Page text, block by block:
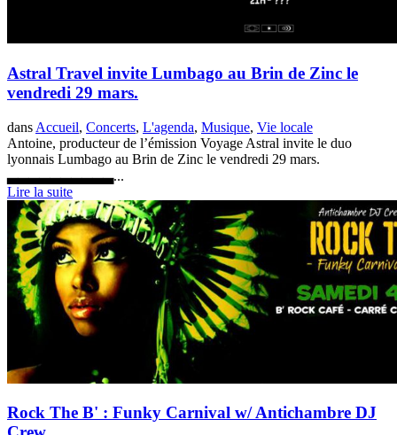
Astral Travel invite Lumbago au Brin de Zinc le
vendredi 29 mars.
dans Accueil, Concerts, L'agenda, Musique, Vie locale
Antoine, producteur de l’émission Voyage Astral invite le duo
lyonnais Lumbago au Brin de Zinc le vendredi 29 mars.
▃▃▃▃▃▃▃▃▃▃...
Lire la suite
Rock The B' : Funky Carnival w/ Antichambre DJ